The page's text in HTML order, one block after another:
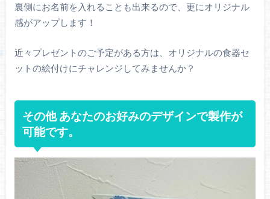
裏側にお名前を入れることも出来るので、更にオリジナル
感がアップします！
近々プレゼントのご予定がある方は、オリジナルの食器セ
ットの絵付けにチャレンジしてみませんか？
その他 あなたのお好みのデザインで製作が
可能です。